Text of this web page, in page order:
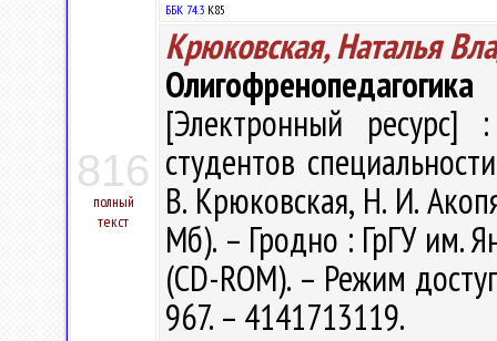
816
полный
текст
ББК 74.3 К85
Крюковская, Наталья
Олигофренопедагогика
[Электронный ресурс]
студентов
В. Крюковская, Н. И.
Мб). – Гродно : ГрГУ им.
(CD-ROM). – Режим
967. – 4141713119.